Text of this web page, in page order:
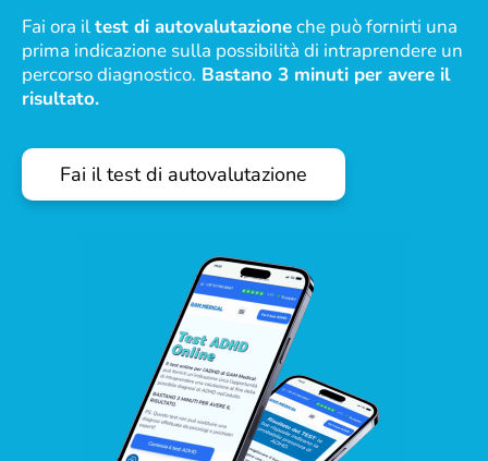
Fai ora iltest di autovalutazioneche può fornirti una
prima indicazione sulla possibilità di intraprendere un
percorso diagnostico. Bastano 3 minuti per avere il
risultato.
Fai il test di autovalutazione